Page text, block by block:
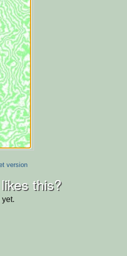
version
this?
yet.